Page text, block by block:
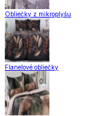
Obliečky z mikroplyšu
Flanelové obliečky